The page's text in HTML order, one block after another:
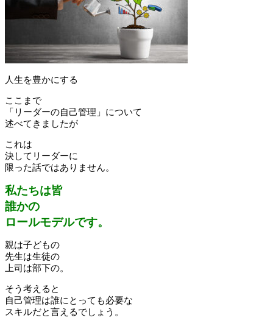
人生を豊かにする
ここまで
「リーダーの自己管理」について
述べてきましたが
これは
決してリーダーに
限った話ではありません。
私たちは皆
誰かの
ロールモデルです。
親は子どもの
先生は生徒の
上司は部下の。
そう考えると
自己管理は誰にとっても必要な
スキルだと言えるでしょう。